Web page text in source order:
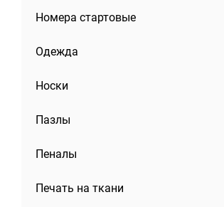
Номера стартовые
Одежда
Носки
Пазлы
Пеналы
Печать на ткани